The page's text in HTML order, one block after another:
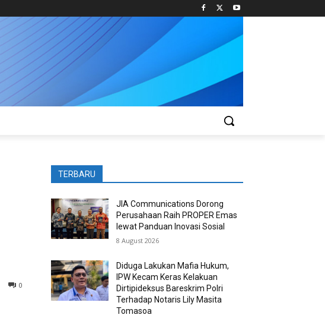
0
TERBARU
JIA Communications Dorong
Perusahaan Raih PROPER Emas
lewat Panduan Inovasi Sosial
8 August 2026
Diduga Lakukan Mafia Hukum,
IPW Kecam Keras Kelakuan
Dirtipideksus Bareskrim Polri
Terhadap Notaris Lily Masita
Tomasoa